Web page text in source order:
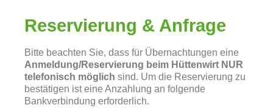
Reservierung & Anfrage
Bitte beachten Sie, dass für Übernachtungen eine
Anmeldung/Reservierung beim Hüttenwirt NUR
telefonisch möglich sind. Um die Reservierung zu
bestätigen ist eine Anzahlung an folgende
Bankverbindung erforderlich.